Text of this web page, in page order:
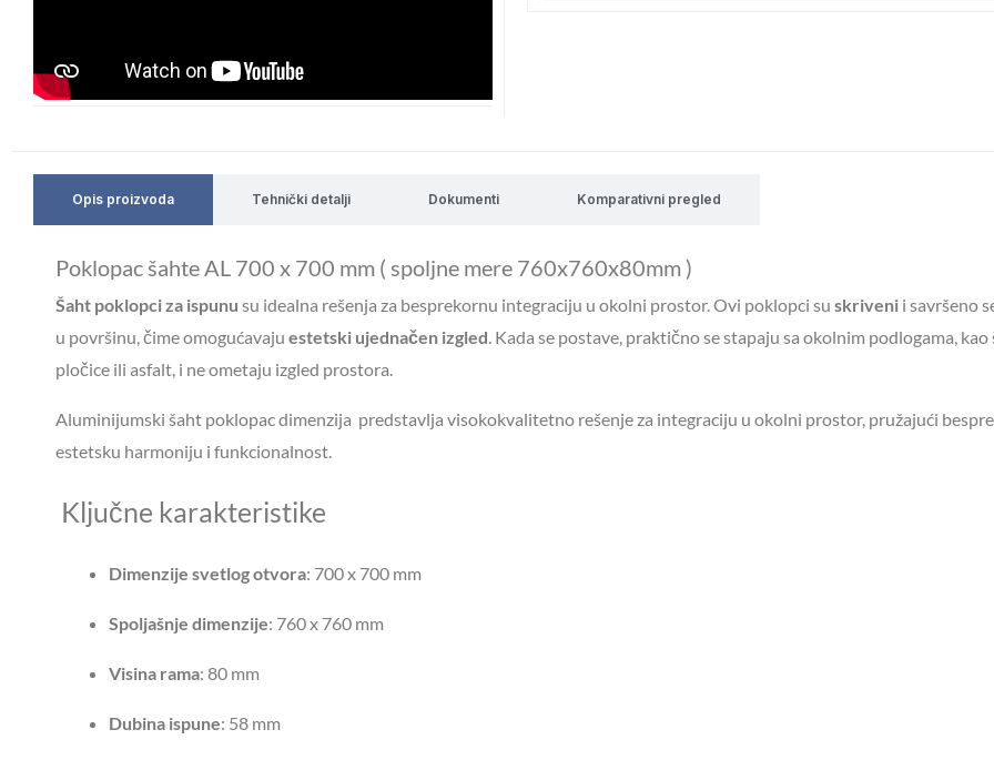
Opis proizvoda Tehnički detalji Dokumenti Komparativni pregled
Poklopac šahte AL 700 x 700 mm ( spoljne mere 760x760x80mm )
Šaht poklopci za ispunu su idealna rešenja za besprekornu integraciju u okolni prostor. Ovi poklopci su skriveni i savršeno
u površinu, čime omogućavaju estetski ujednačen izgled. Kada se postave, praktično se stapaju sa okolnim podlogama, kao
pločice ili asfalt, i ne ometaju izgled prostora.
Aluminijumski šaht poklopac dimenzija predstavlja visokokvalitetno rešenje za integraciju u okolni prostor, pružajući
estetsku harmoniju i funkcionalnost.
Ključne karakteristike
Dimenzije svetlog otvora: 700 x 700 mm
Spoljašnje dimenzije: 760 x 760 mm
Visina rama: 80 mm
Dubina ispune: 58 mm